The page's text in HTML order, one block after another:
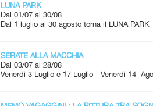
LUNA PARK
Dal 01/07 al 30/08
Dal 1 luglio al 30 agosto torna il LUNA
SERATE ALLA MACCHIA
Dal 03/07 al 28/08
Venerdì 3 Luglio e 17 Luglio - Venerdì 14